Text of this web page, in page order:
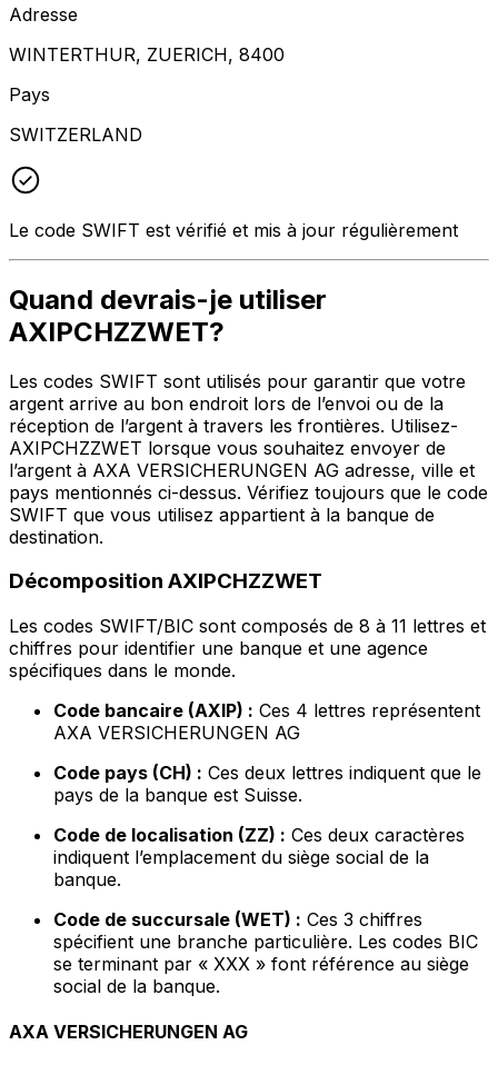
Adresse
WINTERTHUR, ZUERICH, 8400
Pays
SWITZERLAND
Le code SWIFT est vérifié et mis à jour régulièrement
Quand devrais-je utiliser
AXIPCHZZWET?
Les codes SWIFT sont utilisés pour garantir que votre
argent arrive au bon endroit lors de l’envoi ou de la
réception de l’argent à travers les frontières. Utilisez-
AXIPCHZZWET lorsque vous souhaitez envoyer de
l’argent à AXA VERSICHERUNGEN AG adresse, ville et
pays mentionnés ci-dessus. Vérifiez toujours que le code
SWIFT que vous utilisez appartient à la banque de
destination.
Décomposition AXIPCHZZWET
Les codes SWIFT/BIC sont composés de 8 à 11 lettres et
chiffres pour identifier une banque et une agence
spécifiques dans le monde.
Code bancaire (AXIP) : Ces 4 lettres représentent
AXA VERSICHERUNGEN AG
Code pays (CH) : Ces deux lettres indiquent que le
pays de la banque est Suisse.
Code de localisation (ZZ) : Ces deux caractères
indiquent l’emplacement du siège social de la
banque.
Code de succursale (WET) : Ces 3 chiffres
spécifient une branche particulière. Les codes BIC
se terminant par « XXX » font référence au siège
social de la banque.
AXA VERSICHERUNGEN AG